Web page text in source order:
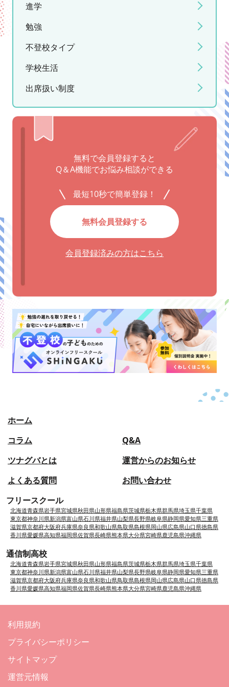
進学
勉強
不登校タイプ
学校生活
出席扱い制度
無料で会員登録すると
Q＆A機能でお悩み相談ができる
最短10秒で簡単登録！
無料会員登録する
会員登録済みの方はこちら
ホーム
コラム
Q&A
ツナグバとは
よくある質問
運営からのお知らせ
お問い合わせ
フリースクール
北海道青森県岩手県宮城県秋田県山形県福島県茨城県栃木県群馬県埼玉県千葉県
東京都神奈川県新潟県富山県石川県福井県山梨県長野県岐阜県静岡県愛知県三重県
滋賀県京都府大阪府兵庫県奈良県和歌山県鳥取県島根県岡山県広島県山口県徳島県
香川県愛媛県高知県福岡県佐賀県長崎県熊本県大分県宮崎県鹿児島県沖縄県
通信制高校
北海道青森県岩手県宮城県秋田県山形県福島県茨城県栃木県群馬県埼玉県千葉県
東京都神奈川県新潟県富山県石川県福井県山梨県長野県岐阜県静岡県愛知県三重県
滋賀県京都府大阪府兵庫県奈良県和歌山県鳥取県島根県岡山県広島県山口県徳島県
香川県愛媛県高知県福岡県佐賀県長崎県熊本県大分県宮崎県鹿児島県沖縄県
利用規約
プライバシーポリシー
サイトマップ
運営元情報